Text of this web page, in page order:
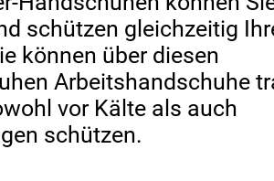
schützen gleichzeitig
können über diesen
Arbeitshandschuhe
vor Kälte als auch
schützen.